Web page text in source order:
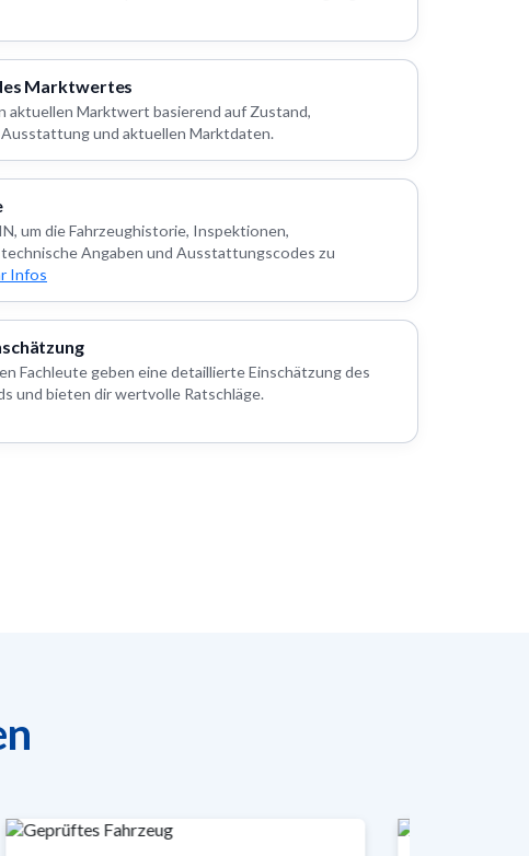
Marktwertes
aktuellen Marktwert basierend auf Zustand,
und aktuellen Marktdaten.
um die Fahrzeughistorie, Inspektionen,
Angaben und Ausstattungscodes zu
Infos
Fachleute geben eine detaillierte Einschätzung des
und bieten dir wertvolle Ratschläge.